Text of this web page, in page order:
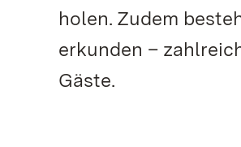
holen. Zudem
erkunden –
Gäste.